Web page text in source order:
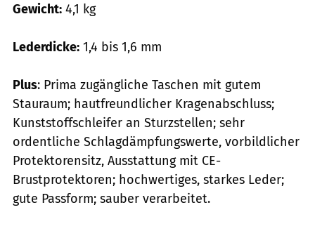
Gewicht: 4,1 kg
Lederdicke: 1,4 bis 1,6 mm
Plus: Prima zugängliche Taschen mit gutem
Stauraum; hautfreundlicher Kragenabschluss;
Kunststoffschleifer an Sturzstellen; sehr
ordentliche Schlagdämpfungswerte, vorbildlicher
Protektorensitz, Ausstattung mit CE-
Brustprotektoren; hochwertiges, starkes Leder;
gute Passform; sauber verarbeitet.